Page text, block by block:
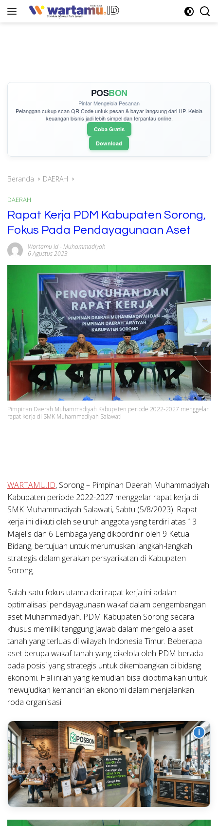
POSBON
Pintar Mengelola Pesanan
Pelanggan cukupscan QR Codeuntuk pesan & bayar langsung dari HP. Kelola
keuangan bisnis jadi lebih simpel dan terpantau online.
Coba Gratis
Download
Beranda DAERAH
DAERAH
Rapat Kerja PDM Kabupaten Sorong,
Fokus Pada Pendayagunaan Aset
Wartamu Id- Muhammadiyah
6 Agustus 2023
Pimpinan Daerah Muhammadiyah Kabupaten periode 2022-2027 menggelar
rapat kerja di SMK Muhammadiyah Salawati
WARTAMU.ID, Sorong– Pimpinan Daerah Muhammadiyah
Kabupaten periode 2022-2027 menggelar rapat kerja di
SMK Muhammadiyah Salawati, Sabtu (5/8/2023). Rapat
kerja ini diikuti oleh seluruh anggota yang terdiri atas 13
Majelis dan 6 Lembaga yang dikoordinir oleh 9 Ketua
Bidang, bertujuan untuk merumuskan langkah-langkah
strategis dalam gerakan persyarikatan di Kabupaten
Sorong.
Salah satu fokus utama dari rapat kerja ini adalah
optimalisasi pendayagunaan wakaf dalam pengembangan
aset Muhammadiyah. PDM Kabupaten Sorong secara
khusus memiliki tanggung jawab dalam mengelola aset
tanah yang terluas di wilayah Indonesia Timur. Beberapa
aset berupa wakaf tanah yang dikelola oleh PDM berada
pada posisi yang strategis untuk dikembangkan di bidang
ekonomi. Hal inilah yang kemudian bisa dioptimalkan untuk
mewujudkan kemandirian ekonomi dalam menjalankan
roda organisasi.
i